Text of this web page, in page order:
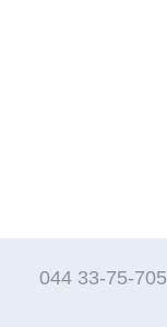
044 33-75-705